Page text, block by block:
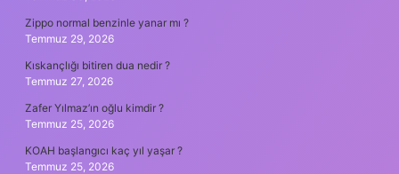
Zippo normal benzinle yanar mı ?
Temmuz 29, 2026
Kıskançlığı bitiren dua nedir ?
Temmuz 27, 2026
Zafer Yılmaz’ın oğlu kimdir ?
Temmuz 25, 2026
KOAH başlangıcı kaç yıl yaşar ?
Temmuz 25, 2026